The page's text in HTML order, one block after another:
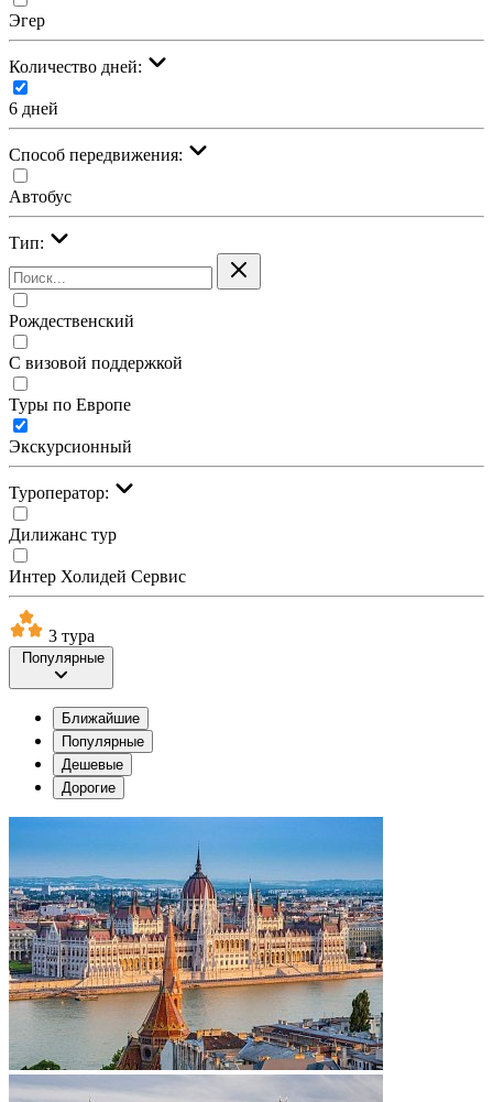
Эгер
Количество дней:
6 дней
Cпособ передвижения:
Автобус
Тип:
Рождественский
С визовой поддержкой
Туры по Европе
Экскурсионный
Туроператор:
Дилижанс тур
Интер Холидей Сервис
3 тура
Популярные
Ближайшие
Популярные
Дешевые
Дорогие